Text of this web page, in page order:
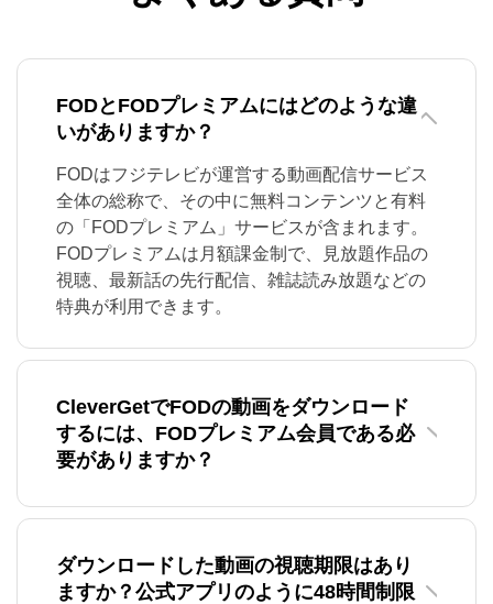
FODとFODプレミアムにはどのような違
いがありますか？
FODはフジテレビが運営する動画配信サービス
全体の総称で、その中に無料コンテンツと有料
の「FODプレミアム」サービスが含まれます。
FODプレミアムは月額課金制で、見放題作品の
視聴、最新話の先行配信、雑誌読み放題などの
特典が利用できます。
CleverGetでFODの動画をダウンロード
するには、FODプレミアム会員である必
要がありますか？
ダウンロードした動画の視聴期限はあり
ますか？公式アプリのように48時間制限